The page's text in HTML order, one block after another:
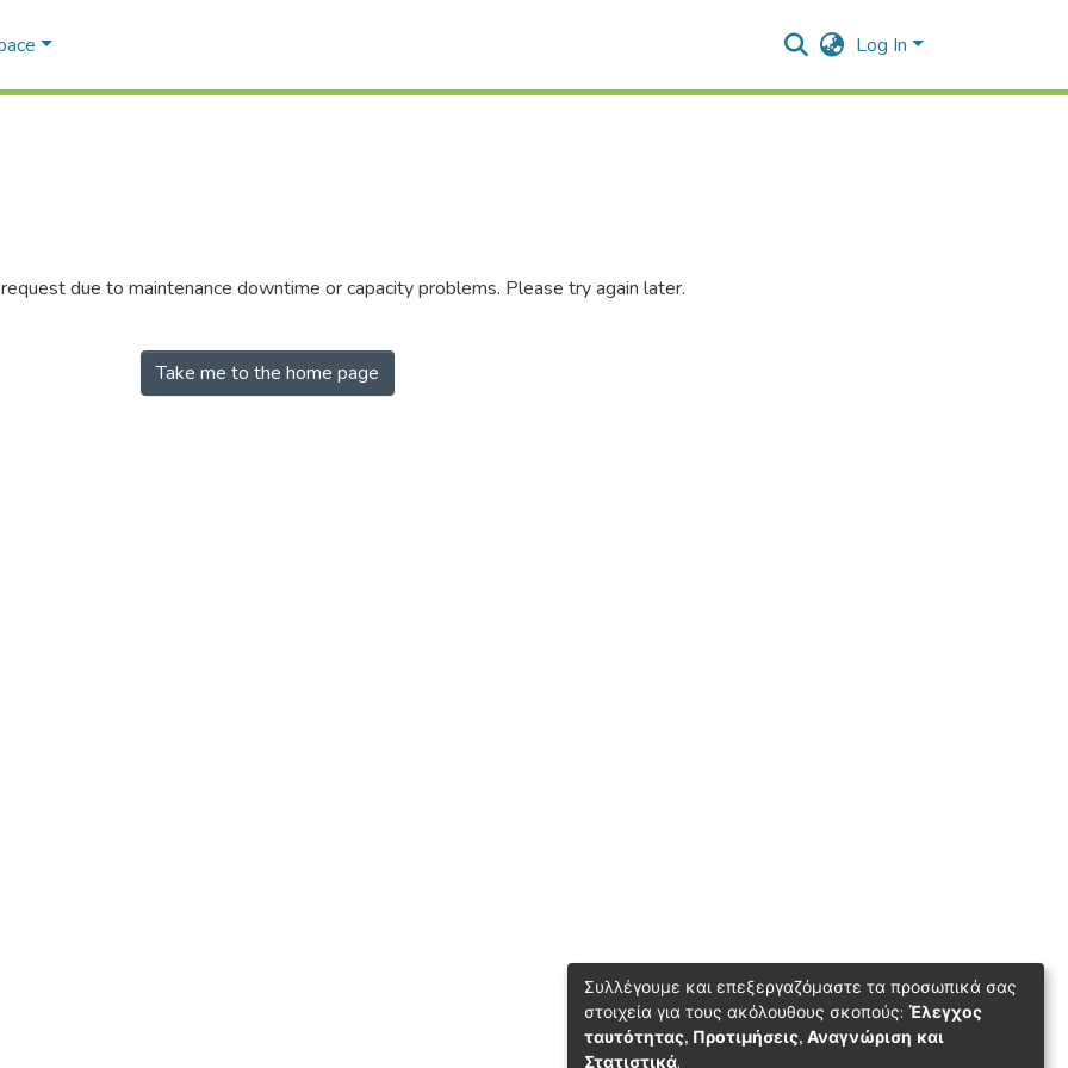
Log In
due to maintenance downtime or capacity problems. Please try again later.
Take me to the home page
Συλλέγουμε και επεξεργαζόμαστε τα προσωπικά σας
στοιχεία για τους ακόλουθους σκοπούς: Έλεγχος
ταυτότητας, Προτιμήσεις, Αναγνώριση και
Στατιστικά.